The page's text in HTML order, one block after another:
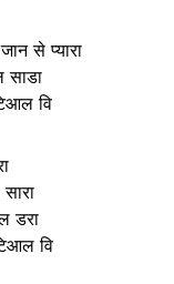
से प्यारा
साडा
वि
डरा
वि